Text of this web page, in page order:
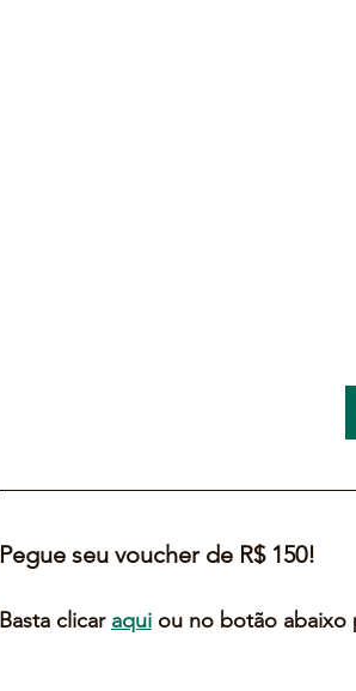
Pegue seu voucher de R$ 150!
Basta clicar aqui ou no botão abaixo